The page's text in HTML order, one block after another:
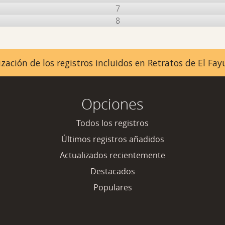
7
8
de los registros incluidos en Retratos de El
Opciones
Todos los registros
Últimos registros añadidos
Actualizados recientemente
Destacados
Populares